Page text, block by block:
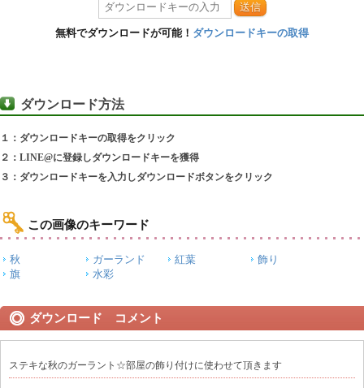
送信
無料でダウンロードが可能！ ダウンロードキーの取得
ダウンロード方法
１：ダウンロードキーの取得をクリック
２：LINE@に登録しダウンロードキーを獲得
３：ダウンロードキーを入力しダウンロードボタンをクリック
この画像のキーワード
秋 ガーランド 紅葉
飾り
旗
水彩
ダウンロード コメント
ステキな秋のガーラント☆部屋の飾り付けに使わせて頂きます